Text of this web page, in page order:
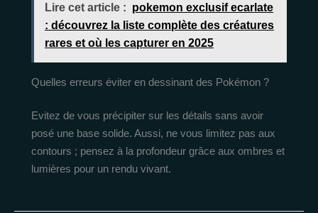
Lire cet article : pokemon exclusif ecarlate
: découvrez la liste complète des créatures
rares et où les capturer en 2025
Quelles erreurs éviter en dessinant des Pokémon ?
Evitez de vous précipiter sur les détails sans avoir
posé une base solide. Aussi, ne vous limitez pas aux
contours ; pensez à la profondeur grâce aux ombres et
lumières pour un rendu vivant.